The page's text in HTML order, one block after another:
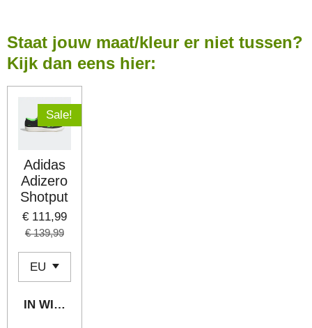
Staat jouw maat/kleur er niet tussen?
Kijk dan eens hier:
Sale!
Adidas
Adizero
Shotput
€ 111,99
€ 139,99
IN WINKELWAGEN